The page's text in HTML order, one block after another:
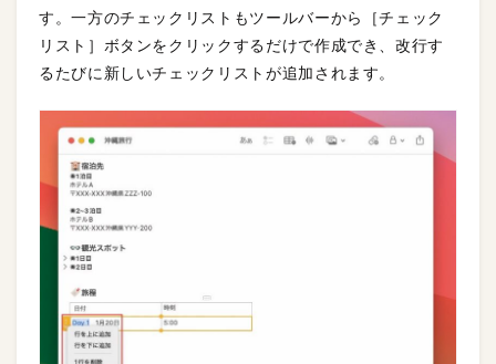
す。一方のチェックリストもツールバーから［チェック
リスト］ボタンをクリックするだけで作成でき、改行す
るたびに新しいチェックリストが追加されます。